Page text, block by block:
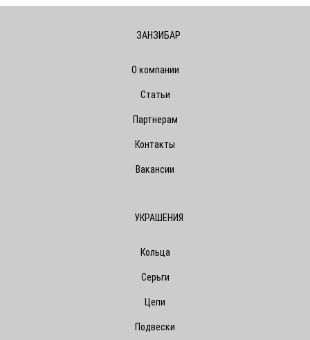
ЗАНЗИБАР
О компании
Статьи
Партнерам
Контакты
Вакансии
УКРАШЕНИЯ
Кольца
Серьги
Цепи
Подвески